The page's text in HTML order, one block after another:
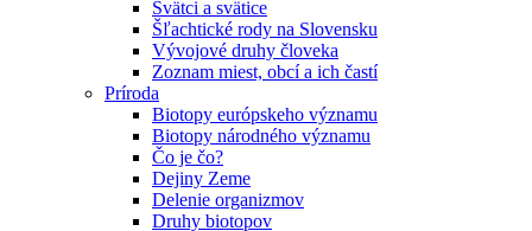
Svätci a svätice
Šľachtické rody na Slovensku
Vývojové druhy človeka
Zoznam miest, obcí a ich častí
Príroda
Biotopy európskeho významu
Biotopy národného významu
Čo je čo?
Dejiny Zeme
Delenie organizmov
Druhy biotopov